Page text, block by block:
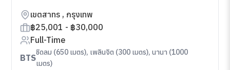
เขตสาทร , กรุงเทพ
฿25,001 - ฿30,000
Full-Time
BTS
ชิดลม (650 เมตร), เพลินจิต (300 เมตร), นานา (1000
เมตร)